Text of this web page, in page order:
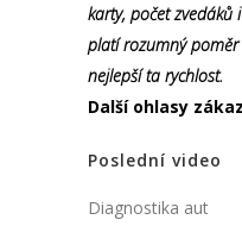
karty, počet
platí rozumný poměr
nejlepší ta rychlost.
Další ohlasy
Poslední video
Diagnostika aut